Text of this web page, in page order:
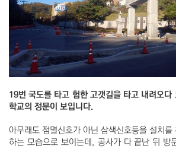
19번 국도를 타고 험한 고갯길을 타고 내려오다
학교의 정문이 보입니다.
아무래도 점멸신호가 아닌 삼색신호등을 설치를
하는 모습으로 보이는데, 공사가 다 끝난 뒤 방